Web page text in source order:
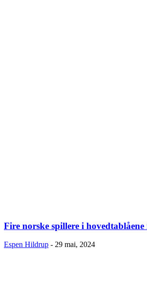
Fire norske spillere i
Espen Hildrup - 29 mai, 2024